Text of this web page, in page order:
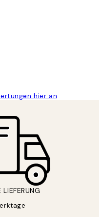
hier an
LIEFERUNG